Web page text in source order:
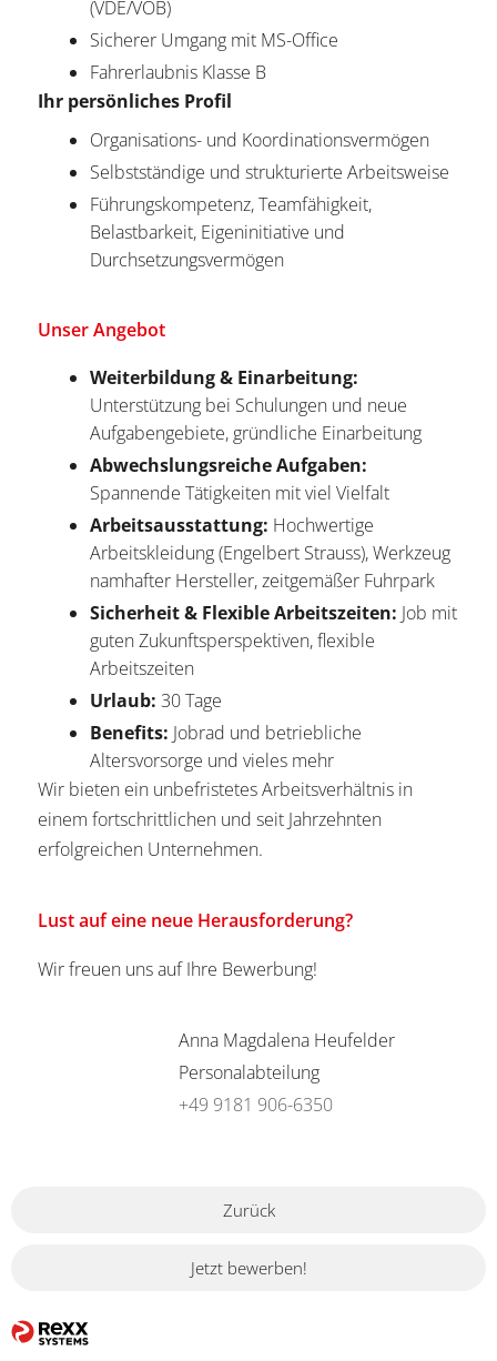
(VDE/VOB)
Sicherer Umgang mit MS-Office
Fahrerlaubnis Klasse B
Ihr persönliches Profil
Organisations- und Koordinationsvermögen
Selbstständige und strukturierte Arbeitsweise
Führungskompetenz, Teamfähigkeit,
Belastbarkeit, Eigeninitiative und
Durchsetzungsvermögen
Unser Angebot
Weiterbildung & Einarbeitung:
Unterstützung bei Schulungen und neue
Aufgabengebiete, gründliche Einarbeitung
Abwechslungsreiche Aufgaben:
Spannende Tätigkeiten mit viel Vielfalt
Arbeitsausstattung: Hochwertige
Arbeitskleidung (Engelbert Strauss), Werkzeug
namhafter Hersteller, zeitgemäßer Fuhrpark
Sicherheit & Flexible Arbeitszeiten: Job mit
guten Zukunftsperspektiven, flexible
Arbeitszeiten
Urlaub: 30 Tage
Benefits: Jobrad und betriebliche
Altersvorsorge und vieles mehr
Wir bieten ein unbefristetes Arbeitsverhältnis in
einem fortschrittlichen und seit Jahrzehnten
erfolgreichen Unternehmen.
Lust auf eine neue Herausforderung?
Wir freuen uns auf Ihre Bewerbung!
Anna Magdalena Heufelder
Personalabteilung
+49 9181 906-6350
Zurück
Jetzt bewerben!